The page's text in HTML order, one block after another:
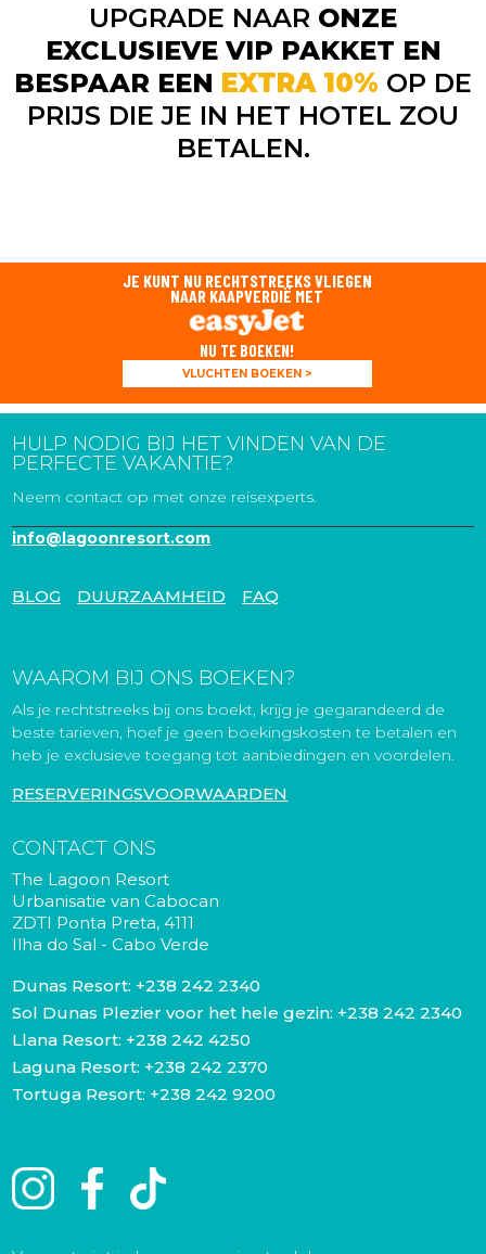
UPGRADE NAAR ONZE
EXCLUSIEVEVIP PAKKET EN
BESPAAR EEN EXTRA 10% OP DE
PRIJS DIE JE IN HET HOTEL ZOU
BETALEN.
JE KUNT NU RECHTSTREEKS VLIEGEN
NAAR KAAPVERDIË MET
NU TE BOEKEN!
VLUCHTEN BOEKEN >
HULP NODIG BIJ HET VINDEN VAN DE
PERFECTE VAKANTIE?
Neem contact op met onze reisexperts.
info@lagoonresort.com
BLOG DUURZAAMHEID FAQ
WAAROM BIJ ONS BOEKEN?
Als je rechtstreeks bij ons boekt, krijg je gegarandeerd de
beste tarieven, hoef je geen boekingskosten te betalen en
heb je exclusieve toegang tot aanbiedingen en voordelen.
RESERVERINGSVOORWAARDEN
CONTACT ONS
The Lagoon Resort
Urbanisatie van Cabocan
ZDTI Ponta Preta, 4111
Ilha do Sal - Cabo Verde
Dunas Resort: +238 242 2340
Sol Dunas Plezier voor het hele gezin: +238 242 2340
Llana Resort: +238 242 4250
Laguna Resort: +238 242 2370
Tortuga Resort: +238 242 9200